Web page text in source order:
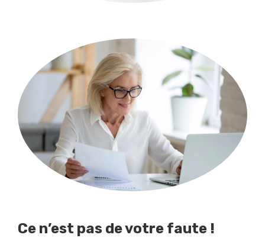
Ce n’est pas de votre faute !